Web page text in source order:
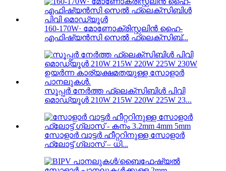
160-170W· മോണോക്രിസ്റ്റലിൻ ഹൈ-
എഫിഷ്യൻസി സെൽ ഫ്ലെക്സിബ്...
സൂപ്പർ നേർത്ത ഫ്ലെക്സിബിൾ പിവി
മൊഡ്യൂൾ 210W 215W 220W 225W 23...
സോളാർ വാട്ടർ ഹീറ്ററിനുള്ള സോളാർ
ഫ്ലോട്ട് ഗ്ലാസ് – ധി...